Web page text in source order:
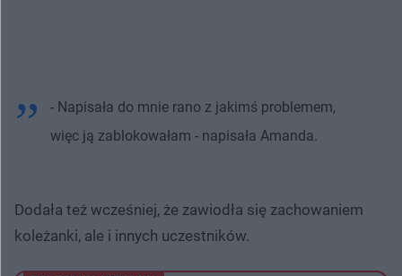
- Napisała do mnie rano z jakimś problemem,
więc ją zablokowałam - napisała Amanda.
Dodała też wcześniej, że zawiodła się zachowaniem
koleżanki, ale i innych uczestników.